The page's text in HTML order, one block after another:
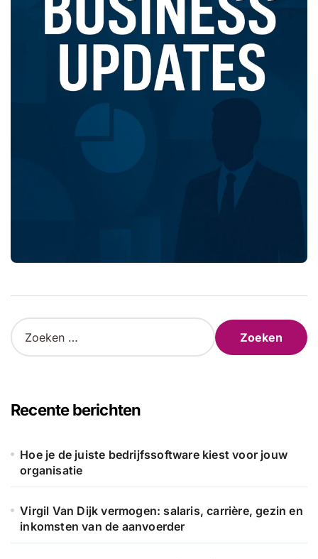
Z
o
n
n
a
Recente berichten
Hoe je de juiste bedrijfssoftware kiest voor jouw
organisatie
Virgil Van Dijk vermogen: salaris, carrière, gezin en
inkomsten van de aanvoerder